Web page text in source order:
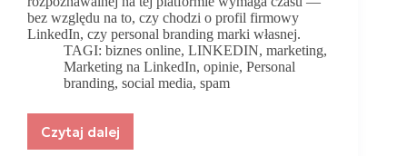
bez względu na to, czy chodzi o profil firmowy
LinkedIn, czy personal branding marki własnej.
TAGI: biznes online,LINKEDIN,marketing,
Marketing na LinkedIn, opinie, Personal
branding, social media, spam
Czytaj dalej
Marketing